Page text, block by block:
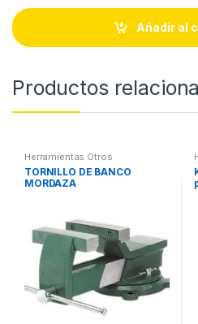
t
i
Añadir al
Productos
Herramientas Otros
TORNILLO DE BANCO
MORDAZA